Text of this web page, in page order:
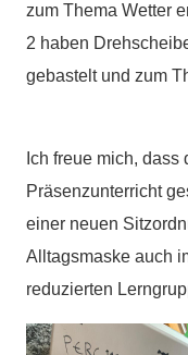
zum Thema Wetter
2 haben
gebastelt und zum
Ich freue mich,
Präsenzunterricht
einer neuen
Alltagsmaske auch
reduzierten